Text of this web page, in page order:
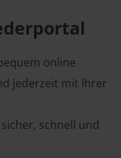
online
jederzeit mit Ihrer
schnell und